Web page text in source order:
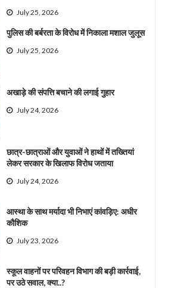
July 25, 2026
पुलिस की बर्बरता के विरोध में निकाला मशाल जुलूस
July 25, 2026
अखाड़े की संपत्ति बचाने की लगाई गुहार
July 24, 2026
छात्र-छात्राओं और युवाओं ने हाथों में तख्तियां
लेकर सरकार के खिलाफ विरोध जताया
July 24, 2026
आस्था के साथ मर्यादा भी निभाएं कांवड़िए: अधीर
कौशिक
July 23, 2026
स्कूल वाहनों पर परिवहन विभाग की बड़ी कार्रवाई,
पर उठे सवाल, क्या..?